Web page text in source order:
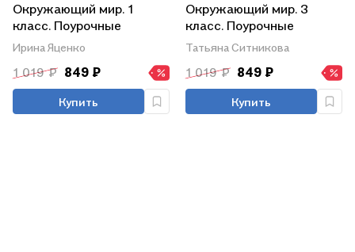
Окружающий мир. 1
класс. Поурочные
разработки к УМК
"Школа России"
Ирина Яценко
1 019 ₽ 849 ₽
Купить
Окружающий мир. 3
класс. Поурочные
разработки к УМК
Татьяна Ситникова
1 019 ₽ 849 ₽
Купить